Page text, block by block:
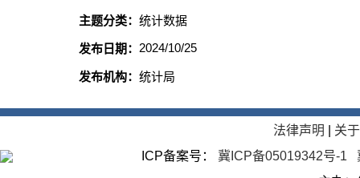
主题分类： 统计数据
发布日期： 2024/10/25
发布机构： 统计局
法律声明
关
ICP备案号：
冀ICP备05019342号-1